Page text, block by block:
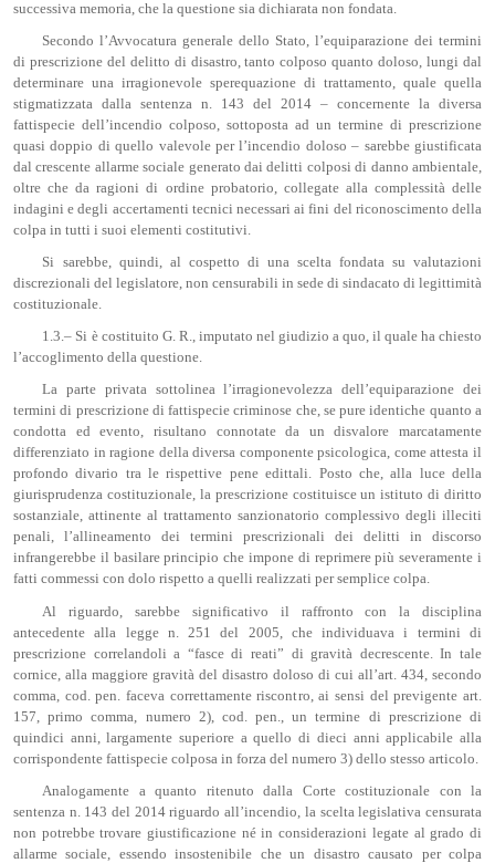
successiva memoria, che la questione sia dichiarata non fondata.
Secondo l’Avvocatura generale dello Stato, l’equiparazione dei termini
di prescrizione del delitto di disastro, tanto colposo quanto doloso, lungi dal
determinare una irragionevole sperequazione di trattamento, quale quella
stigmatizzata dalla sentenza n. 143 del 2014 – concernente la diversa
fattispecie dell’incendio colposo, sottoposta ad un termine di prescrizione
quasi doppio di quello valevole per l’incendio doloso – sarebbe giustificata
dal crescente allarme sociale generato dai delitti colposi di danno ambientale,
oltre che da ragioni di ordine probatorio, collegate alla complessità delle
indagini e degli accertamenti tecnici necessari ai fini del riconoscimento della
colpa in tutti i suoi elementi costitutivi.
Si sarebbe, quindi, al cospetto di una scelta fondata su valutazioni
discrezionali del legislatore, non censurabili in sede di sindacato di legittimità
costituzionale.
1.3.– Si è costituito G. R., imputato nel giudizio a quo, il quale ha chiesto
l’accoglimento della questione.
La parte privata sottolinea l’irragionevolezza dell’equiparazione dei
termini di prescrizione di fattispecie criminose che, se pure identiche quanto a
condotta ed evento, risultano connotate da un disvalore marcatamente
differenziato in ragione della diversa componente psicologica, come attesta il
profondo divario tra le rispettive pene edittali. Posto che, alla luce della
giurisprudenza costituzionale, la prescrizione costituisce un istituto di diritto
sostanziale, attinente al trattamento sanzionatorio complessivo degli illeciti
penali, l’allineamento dei termini prescrizionali dei delitti in discorso
infrangerebbe il basilare principio che impone di reprimere più severamente i
fatti commessi con dolo rispetto a quelli realizzati per semplice colpa.
Al riguardo, sarebbe significativo il raffronto con la disciplina
antecedente alla legge n. 251 del 2005, che individuava i termini di
prescrizione correlandoli a “fasce di reati” di gravità decrescente. In tale
cornice, alla maggiore gravità del disastro doloso di cui all’art. 434, secondo
comma, cod. pen. faceva correttamente riscontro, ai sensi del previgente art.
157, primo comma, numero 2), cod. pen., un termine di prescrizione di
quindici anni, largamente superiore a quello di dieci anni applicabile alla
corrispondente fattispecie colposa in forza del numero 3) dello stesso articolo.
Analogamente a quanto ritenuto dalla Corte costituzionale con la
sentenza n. 143 del 2014 riguardo all’incendio, la scelta legislativa censurata
non potrebbe trovare giustificazione né in considerazioni legate al grado di
allarme sociale, essendo insostenibile che un disastro causato per colpa